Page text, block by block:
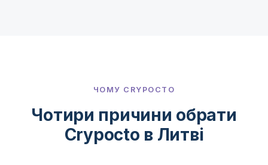
ЧОМУ CRYPOCTO
Чотири причини обрати
Crypocto в Литві